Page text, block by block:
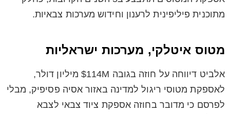
מתוכנית פיליפינית לרענון וחידוש מערכות צבאיות.
מטוס איטלקי, מערכות ישראליות
אלביט דיווחה על חוזה בגובה 114M$ מיליון דולר,
לאספקת מטוסי ריגול למדינה באזור אסיה פסיפיק, מבלי
לפרסם כי מדובר בחוזה אספקת ציוד צבאי לצבא